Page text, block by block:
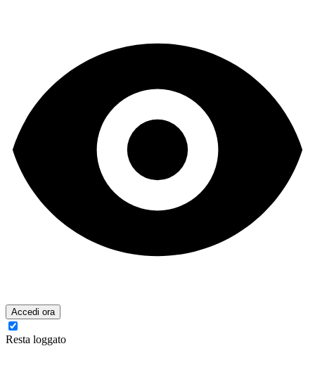
Accedi ora
Resta loggato